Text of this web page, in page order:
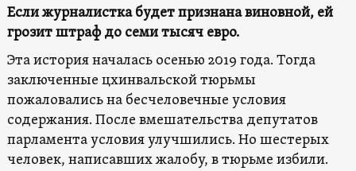
Если журналистка будет признана виновной, ей
грозит штраф до семи тысяч евро.
Эта история началась осенью 2019 года. Тогда
заключенные цхинвальской тюрьмы
пожаловались на бесчеловечные условия
содержания. После вмешательства депутатов
парламента условия улучшились. Но шестерых
человек, написавших жалобу, в тюрьме избили.